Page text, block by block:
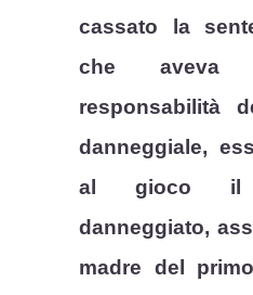
cassato la
che aveva
responsabilità
danneggiale,
al gioco il
danneggiato,
madre del